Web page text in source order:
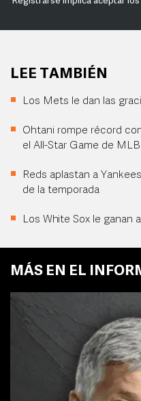
LEE TAMBIÉN
Los Mets le dan las
Ohtani rompe récord
el All-Star Game de MLB
Reds aplastan a
de la temporada
Los White Sox le ganan
MÁS EN EL